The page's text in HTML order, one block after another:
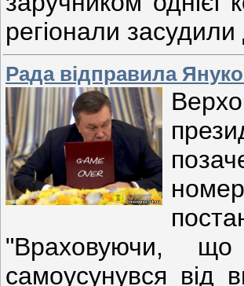
регіонали
Рада відправила
"Враховуючи, що
самоусунувся від